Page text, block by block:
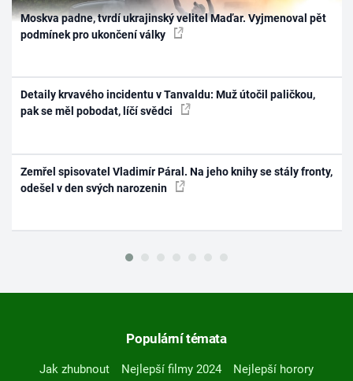
Moskva padne, tvrdí ukrajinský velitel Maďar. Vyjmenoval pět
podmínek pro ukončení války
Detaily krvavého incidentu v Tanvaldu: Muž útočil paličkou,
pak se měl pobodat, líčí svědci
Zemřel spisovatel Vladimír Páral. Na jeho knihy se stály fronty,
odešel v den svých narozenin
Populární témata
Jak zhubnout Nejlepší filmy 2024
Nejlepší horory